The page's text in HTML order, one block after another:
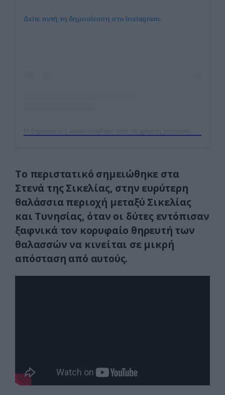
Δείτε αυτή τη δημοσίευση στο Instagram.
Το περιστατικό σημειώθηκε στα
Στενά της Σικελίας, στην ευρύτερη
θαλάσσια περιοχή μεταξύ Σικελίας
και Τυνησίας, όταν οι δύτες εντόπισαν
ξαφνικά τον κορυφαίο θηρευτή των
θαλασσών να κινείται σε μικρή
απόσταση από αυτούς.